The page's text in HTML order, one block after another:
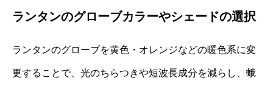
ランタンのグローブカラーやシェードの選択
ランタンのグローブを黄色・オレンジなどの暖色系に変
更することで、光のちらつきや短波長成分を減らし、蛾